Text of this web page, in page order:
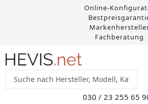
Online-
Fachberatung
030 / 23 255 65